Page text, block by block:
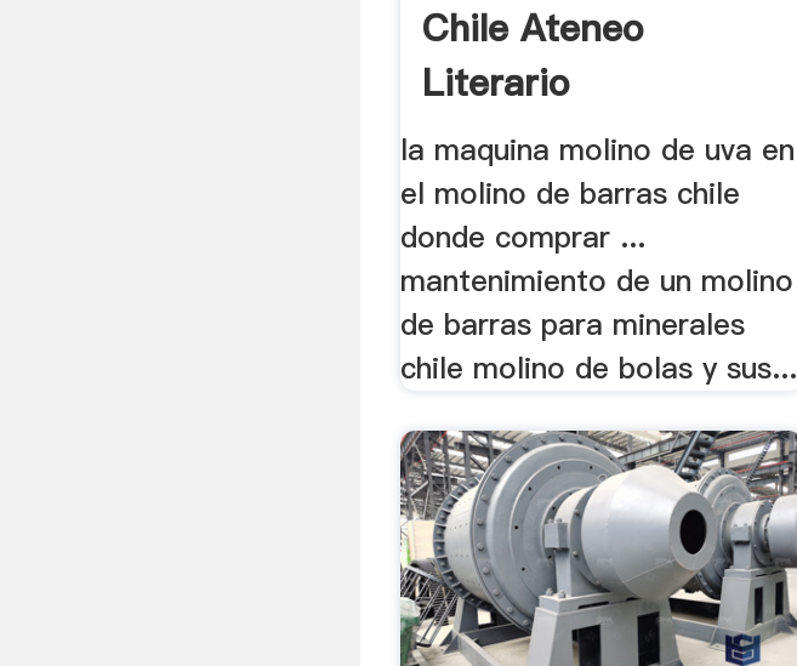
Chile Ateneo
Literario
la maquina molino de uva en
el molino de barras chile
donde comprar ...
mantenimiento de un molino
de barras para minerales
chile molino de bolas y sus...